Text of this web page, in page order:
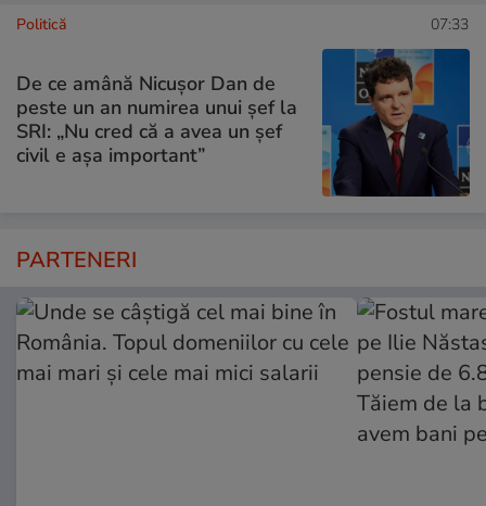
Politică 07:33
De ce amână Nicușor Dan de
peste un an numirea unui șef la
SRI: „Nu cred că a avea un şef
civil e așa important”
PARTENERI